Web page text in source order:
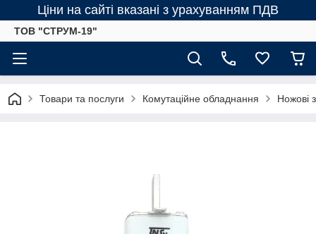
Ціни на сайті вказані з урахуванням ПДВ
ТОВ "СТРУМ-19"
Товари та послуги Комутаційне обладнання Ножові